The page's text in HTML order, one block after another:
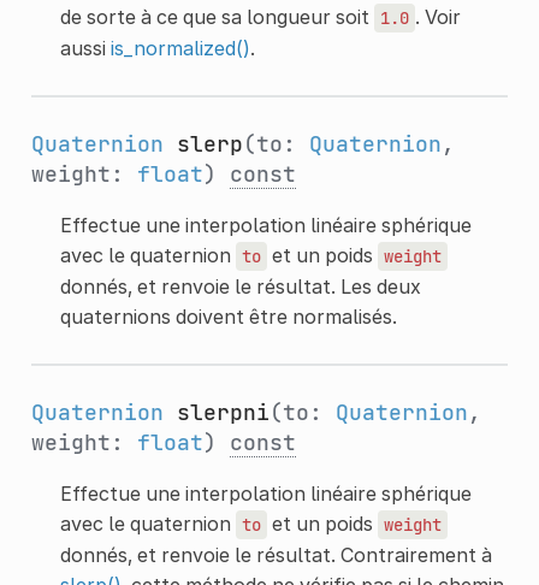
de sorte à ce que sa longueur soit
1.0 . Voir
aussi is_normalized().
Quaternion slerp(to: Quaternion,
weight: float) const
Effectue une interpolation linéaire sphérique
avec le quaternion to et un poids weight
donnés, et renvoie le résultat. Les deux
quaternions doivent être normalisés.
Quaternion slerpni(to: Quaternion,
weight: float) const
Effectue une interpolation linéaire sphérique
avec le quaternion to et un poids weight
donnés, et renvoie le résultat. Contrairement à